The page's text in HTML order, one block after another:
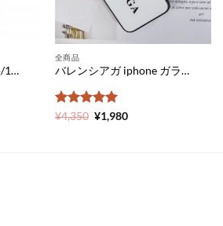
手帳 型 iphone17/17pro/16pro ケース シャネル 型押し iPhone15pro/15ケース chanelマーク iphone14 pro ケース ブランドパロディ アイフォン ケース 革 レディース iphone ケース 高級感
全商品
バレンシアガ iphone ガラス ケース パロディ アイフォン 11pro ケース ぺア 人気 balenciaga 携帯 ケース iPhone11 スマホカバー 海外セレブ iphonexsmax ケース シンプル iphone xr ケース 頑丈
5段階中5の
¥4,350 元
¥1,980現